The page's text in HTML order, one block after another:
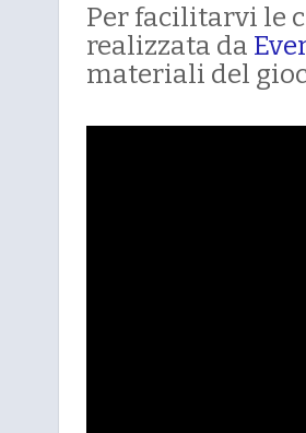
Per facilitarvi le
realizzata da
materiali del